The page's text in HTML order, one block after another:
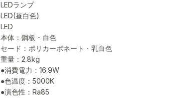
LEDランプ
LED(昼白色)
LED
本体：鋼板・白色
セード：ポリカーボネート・乳白色
重量：2.8kg
●消費電力：16.9W
●色温度：5000K
●演色性：Ra85